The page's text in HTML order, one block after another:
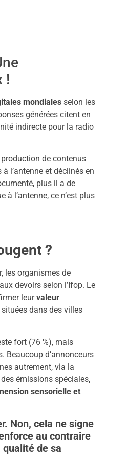
!
mondiales selon les
générées citent en
indirecte pour la radio
de contenus
l’antenne et déclinés en
plus il a de
à l’antenne, ce n’est plus
?
les organismes de
devoirs selon l’Ifop. Le
leurvaleur
dans des villes
fort (76 %), mais
Beaucoup d’annonceurs
autrement, via la
émissions spéciales,
sensorielle et
Non, cela ne signe
au contraire
de sa